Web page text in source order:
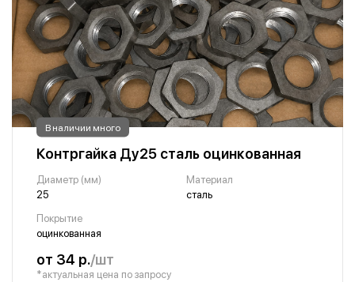
В наличии много
Контргайка Ду25 сталь оцинкованная
Диаметр (мм)
25
Материал
сталь
Покрытие
оцинкованная
от 34 р./шт
*актуальная цена по запросу